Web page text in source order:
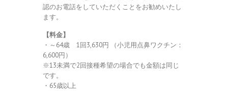
認のお電話をしていただくことをお勧めいたし
ます。
【料金】
・～64歳 1回3,630円 （小児用点鼻ワクチン：
6,600円）
※13未満で2回接種希望の場合でも金額は同じ
です。
・65歳以上